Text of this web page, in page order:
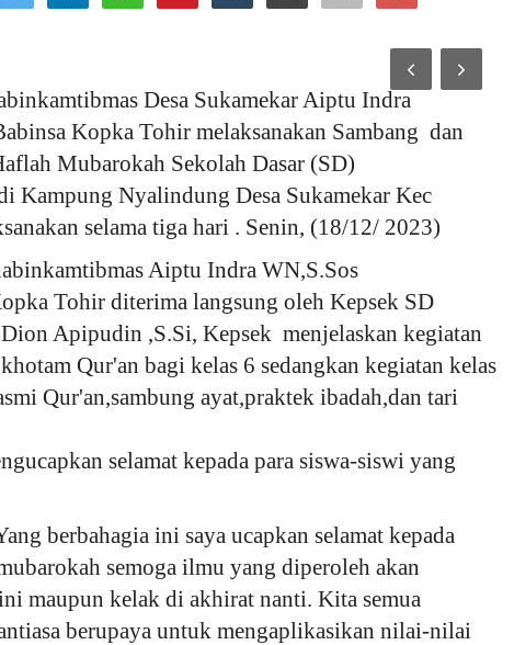
Desa Sukamekar Aiptu Indra
Kopka Tohir melaksanakan Sambang dan
Mubarokah Sekolah Dasar (SD)
Kampung Nyalindung Desa Sukamekar Kec
selama tiga hari . Senin, (18/12/ 2023)
Aiptu Indra WN,S.Sos
Tohir diterima langsung oleh Kepsek SD
Apipudin ,S.Si, Kepsek menjelaskan kegiatan
Qur'an bagi kelas 6 sedangkan kegiatan kelas
Qur'an,sambung ayat,praktek ibadah,dan tari
selamat kepada para siswa-siswi yang
berbahagia ini saya ucapkan selamat kepada
semoga ilmu yang diperoleh akan
maupun kelak di akhirat nanti. Kita semua
berupaya untuk mengaplikasikan nilai-nilai